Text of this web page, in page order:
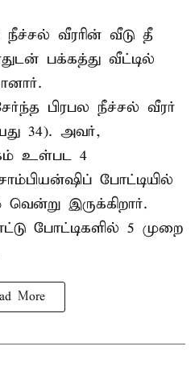
நீச்சல் வீரரின் வீடு தீ
பக்கத்து வீட்டில்
பிரபல நீச்சல் வீரர்
34). அவர்,
உள்பட 4
போட்டியில்
இருக்கிறார்.
போட்டிகளில் 5 முறை
More